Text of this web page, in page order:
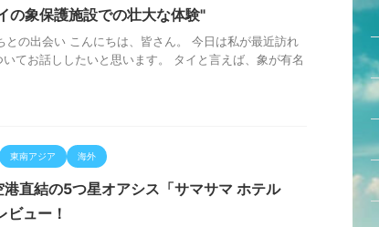
の象保護施設での壮大な体験"
出会い こんにちは、皆さん。 今日は私が最近訪れ
てお話ししたいと思います。 タイと言えば、象が有名
東南アジア 海外
直結の5つ星オアシス「サマサマ ホテル
ビュー！